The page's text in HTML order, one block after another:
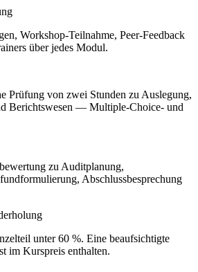
Workshop-Teilnahme, Peer-Feedback
über jedes Modul.
Prüfung von zwei Stunden zu Auslegung,
Berichtswesen — Multiple-Choice- und
zu Auditplanung,
Abschlussbesprechung
unter 60 %. Eine beaufsichtigte
im Kurspreis enthalten.